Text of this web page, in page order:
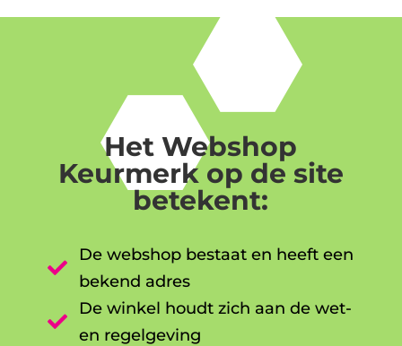
Het Webshop
Keurmerk op de site
betekent:

De webshop bestaat en heeft een
bekend adres

De winkel houdt zich aan de wet-
en regelgeving